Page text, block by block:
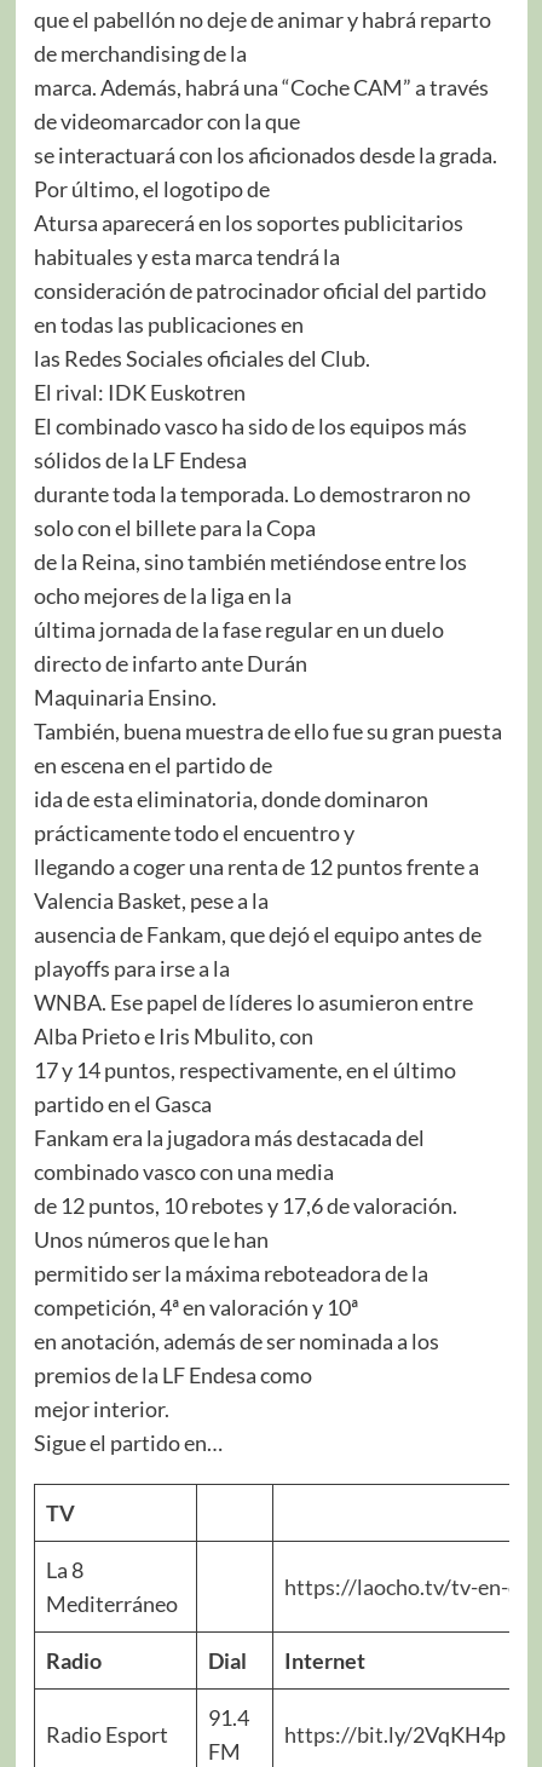
que el pabellón no deje de animar y habrá reparto
de merchandising de la
marca. Además, habrá una “Coche CAM” a través
de videomarcador con la que
se interactuará con los aficionados desde la grada.
Por último, el logotipo de
Atursa aparecerá en los soportes publicitarios
habituales y esta marca tendrá la
consideración de patrocinador oficial del partido
en todas las publicaciones en
las Redes Sociales oficiales del Club.
El rival: IDK Euskotren
El combinado vasco ha sido de los equipos más
sólidos de la LF Endesa
durante toda la temporada. Lo demostraron no
solo con el billete para la Copa
de la Reina, sino también metiéndose entre los
ocho mejores de la liga en la
última jornada de la fase regular en un duelo
directo de infarto ante Durán
Maquinaria Ensino.
También, buena muestra de ello fue su gran puesta
en escena en el partido de
ida de esta eliminatoria, donde dominaron
prácticamente todo el encuentro y
llegando a coger una renta de 12 puntos frente a
Valencia Basket, pese a la
ausencia de Fankam, que dejó el equipo antes de
playoffs para irse a la
WNBA. Ese papel de líderes lo asumieron entre
Alba Prieto e Iris Mbulito, con
17 y 14 puntos, respectivamente, en el último
partido en el Gasca
Fankam era la jugadora más destacada del
combinado vasco con una media
de 12 puntos, 10 rebotes y 17,6 de valoración.
Unos números que le han
permitido ser la máxima reboteadora de la
competición, 4ª en valoración y 10ª
en anotación, además de ser nominada a los
premios de la LF Endesa como
mejor interior.
Sigue el partido en…
TV
La 8
Mediterráneo
https://laocho.tv/tv-en-
Radio Dial Internet
Radio Esport
91.4
FM
https://bit.ly/2VqKH4p